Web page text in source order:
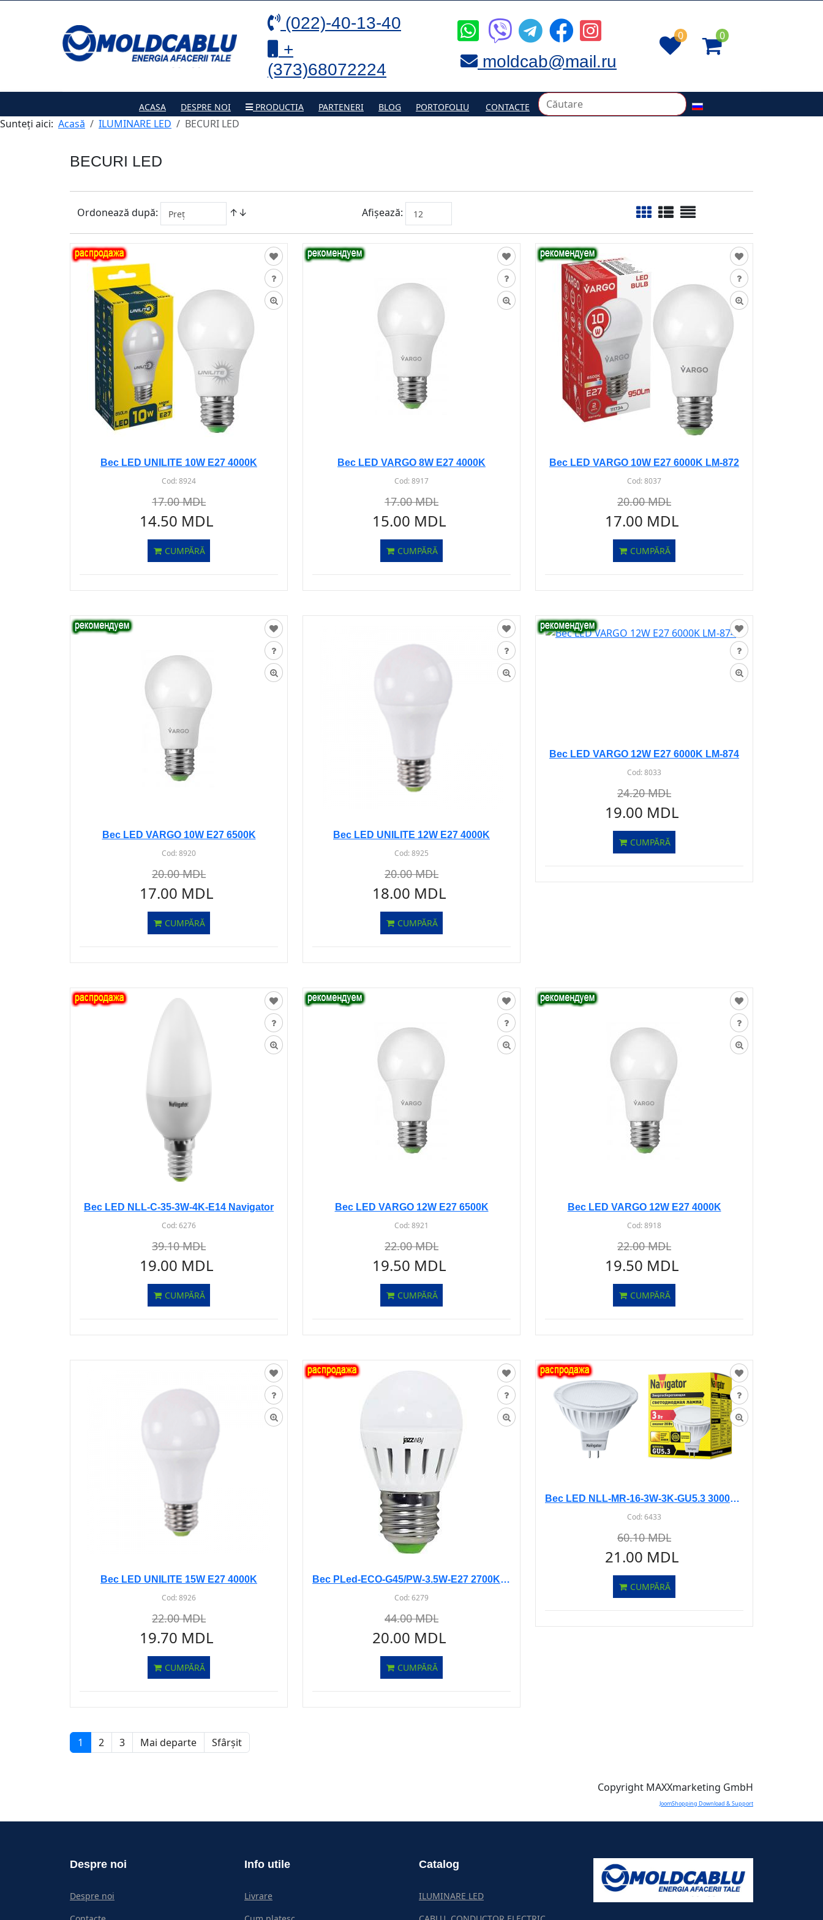
(022)-40-13-40
+
(373)68072224
moldcab@mail.ru
0 0
ACASA DESPRE NOI PRODUCTIA PARTENERI BLOG PORTOFOLIU CONTACTE
Sunteți aici: Acasă ILUMINARE LED BECURI LED
BECURI LED
Ordonează după: ↑↓ Afișează:
Bec LED UNILITE 10W E27 4000K
Cod:8924
17.00 MDL
14.50 MDL
CUMPĂRĂ
Bec LED VARGO 8W E27 4000K
Cod:8917
17.00 MDL
15.00 MDL
CUMPĂRĂ
Bec LED VARGO 10W E27 6000K LM-872
Cod:8037
20.00 MDL
17.00 MDL
CUMPĂRĂ
Bec LED VARGO 10W E27 6500K
Cod:8920
20.00 MDL
17.00 MDL
CUMPĂRĂ
Bec LED UNILITE 12W E27 4000K
Cod:8925
20.00 MDL
18.00 MDL
CUMPĂRĂ
Bec LED VARGO 12W E27 6000K LM-874
Cod:8033
24.20 MDL
19.00 MDL
CUMPĂRĂ
Bec LED NLL-C-35-3W-4K-E14 Navigator
Cod:6276
39.10 MDL
19.00 MDL
CUMPĂRĂ
Bec LED VARGO 12W E27 6500K
Cod:8921
22.00 MDL
19.50 MDL
CUMPĂRĂ
Bec LED VARGO 12W E27 4000K
Cod:8918
22.00 MDL
19.50 MDL
CUMPĂRĂ
Bec LED UNILITE 15W E27 4000K
Cod:8926
22.00 MDL
19.70 MDL
CUMPĂRĂ
Bec PLed-ECO-G45/PW-3.5W-E27 2700K-jazzway
Cod:6279
44.00 MDL
20.00 MDL
CUMPĂRĂ
Bec LED NLL-MR-16-3W-3K-GU5.3 3000K Navigator
Cod:6433
60.10 MDL
21.00 MDL
CUMPĂRĂ
1 2 3 Mai departe Sfârșit
Copyright MAXXmarketing GmbH
JoomShopping Download & Support
Despre noi
Despre noi
Info utile
Livrare
Catalog
ILUMINARE LED